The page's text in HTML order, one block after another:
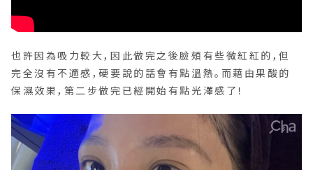
也許因為吸力較大，因此做完之後臉頰有些微紅紅的，但
完全沒有不適感，硬要說的話會有點溫熱。而藉由果酸的
保濕效果，第二步做完已經開始有點光澤感了！